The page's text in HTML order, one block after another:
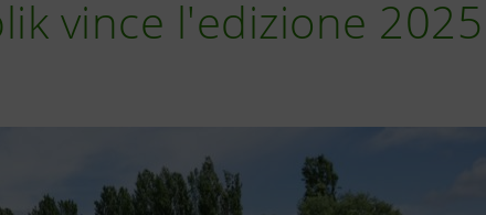
vince l'edizione 2025